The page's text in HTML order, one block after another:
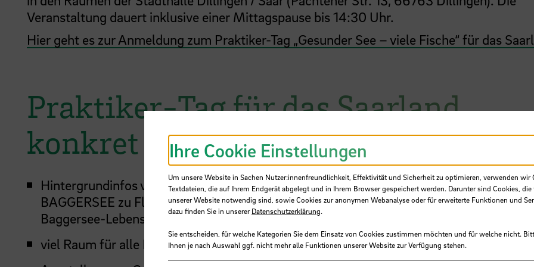
Veranstaltung dauert inklusive einer Mittagspause bis 14:30 Uhr.
Hier geht es zur Anmeldung zum Praktiker-Tag „Gesunder See – viele Fische“ für das
Praktiker-Tag für das Saarland
konkret
Hintergrundinfos von Experten: Vorträge von Wissenschaftlern aus dem Vorgänger-
BAGGERSEE zu Flachwasser-Zonen, Totholz-Bündeln und anderen Möglichkeiten, den
Baggersee-Lebensraum zu verbessern
viel Raum für alle Fragen zum Thema
Ihre Cookie Einstellungen
Um unsere Website in Sachen Nutzer:innenfreundlichkeit, Effektivität und Sicherheit zu optimieren, verwenden wir
Textdateien, die auf Ihrem Endgerät abgelegt und in Ihrem Browser gespeichert werden. Darunter sind Cookies,
unserer Website notwendig sind, sowie Cookies zur anonymen Webanalyse oder für erweiterte Funktionen und
dazu finden Sie in unsererDatenschutzerklärung.
Sie entscheiden, für welche Kategorien Sie dem Einsatz von Cookies zustimmen möchten und für welche nicht.
Ihnen je nach Auswahl ggf. nicht mehr alle Funktionen unserer Website zur Verfügung stehen.